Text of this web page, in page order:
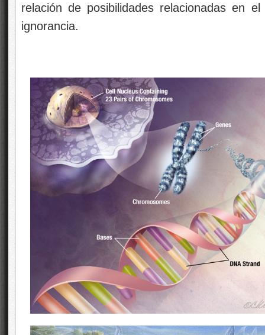
relación de posibilidades relacionadas en
ignorancia.